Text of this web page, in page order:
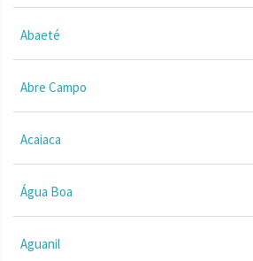
Abaeté
Abre Campo
Acaiaca
Água Boa
Aguanil